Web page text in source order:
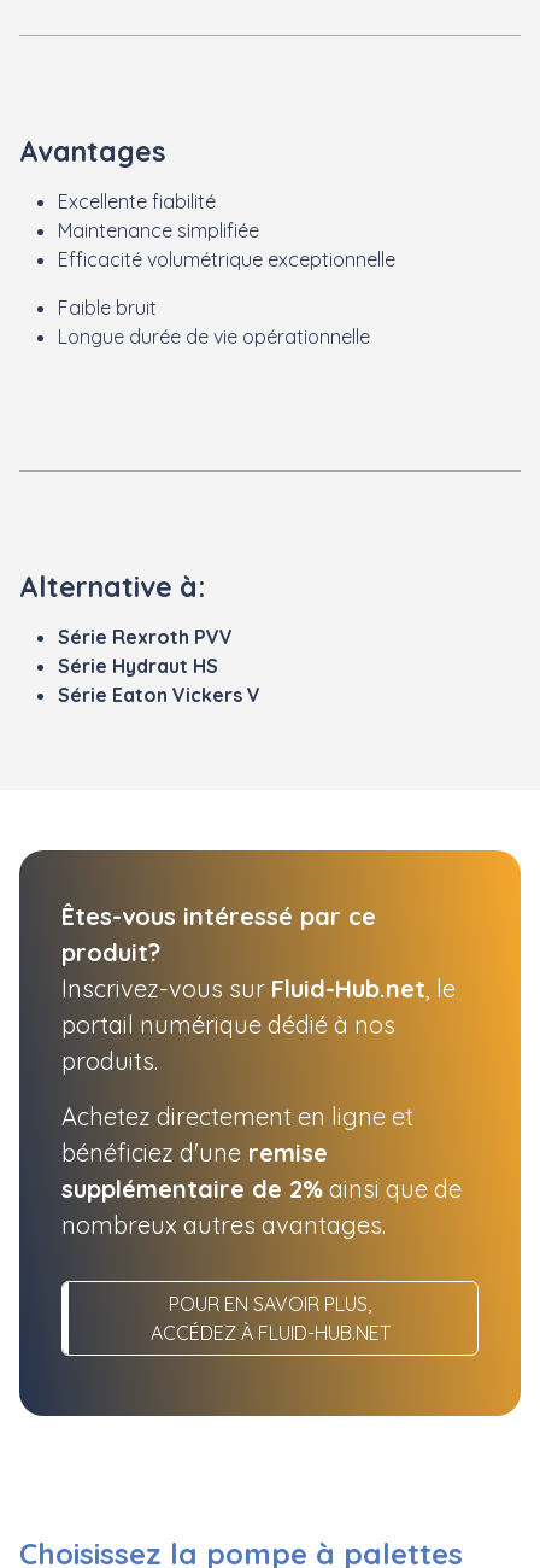
Avantages
Excellente fiabilité
Maintenance simplifiée
Efficacité volumétrique exceptionnelle
Faible bruit
Longue durée de vie opérationnelle
Alternative à:
Série Rexroth PVV
Série Hydraut HS
Série Eaton Vickers V
Êtes-vous intéressé par ce
produit?
Inscrivez-vous sur Fluid-Hub.net , le
portail numérique dédié à nos
produits.
Achetez directement en ligne et
bénéficiez d'une remise
supplémentaire de 2% ainsi que de
nombreux autres avantages.
POUR EN SAVOIR PLUS,
ACCÉDEZ À FLUID-HUB.NET
Choisissez la pompe à palettes